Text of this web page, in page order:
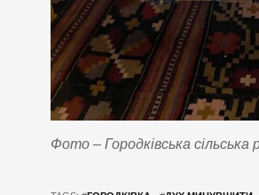
Фото – Городківська сільська